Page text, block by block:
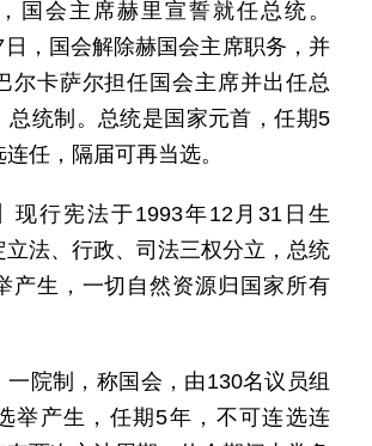
国会主席赫里宣誓就任总统。
，国会解除赫国会主席职务，并
尔卡萨尔担任国会主席并出任总
总统制。总统是国家元首，任期5
任，隔届可再当选。
现行宪法于1993年12月31日生
立法、行政、司法三权分立，总统
产生，一切自然资源归国家所有
一院制，称国会，由130名议员组
举产生，任期5年，不可连选连